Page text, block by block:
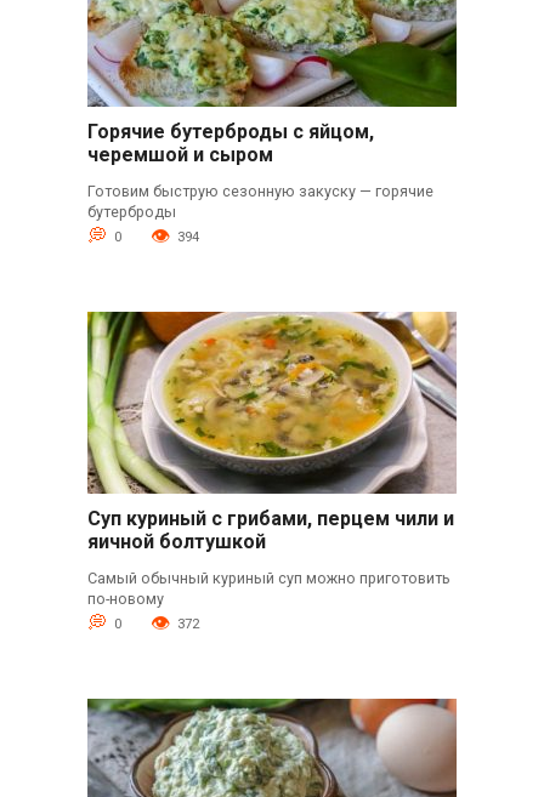
Горячие бутерброды с яйцом,
черемшой и сыром
Готовим быструю сезонную закуску — горячие
бутерброды
0 394
Суп куриный с грибами, перцем чили и
яичной болтушкой
Самый обычный куриный суп можно приготовить
по-новому
0 372